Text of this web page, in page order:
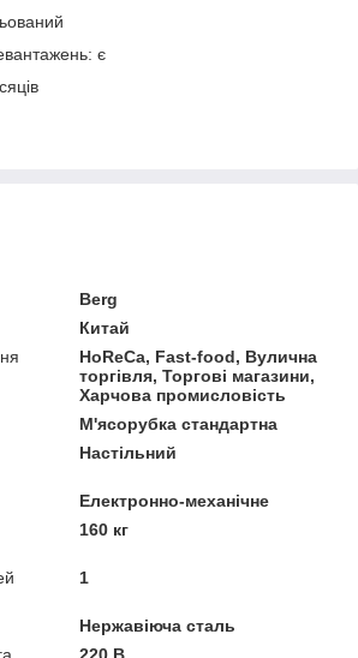
є
Berg
Китай
HoReCa, Fast-food, Вулична
торгівля, Торгові магазини,
Харчова промисловість
М'ясорубка стандартна
Настільний
Електронно-механічне
160 кг
1
Нержавіюча сталь
220 В